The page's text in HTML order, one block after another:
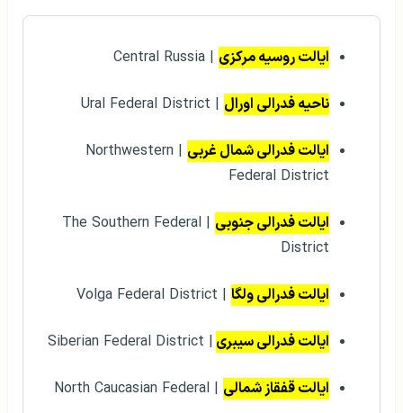
ایالت روسیه مرکزی | Central Russia
ناحیه فدرالی اورال | Ural Federal District
ایالت فدرالی شمال غربی
| Northwestern
Federal District
ایالت فدرالی جنوبی
| The Southern Federal
District
ایالت فدرالی ولگا | Volga Federal District
ایالت فدرالی سیبری | Siberian Federal District
ایالت قفقاز شمالی | North Caucasian Federal